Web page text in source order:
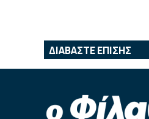
ΔΙΑΒΑΣΤΕ ΕΠΙΣΗΣ